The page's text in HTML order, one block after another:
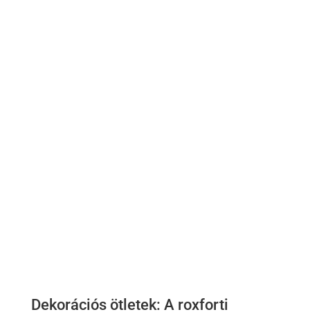
Dekorációs ötletek: A roxforti